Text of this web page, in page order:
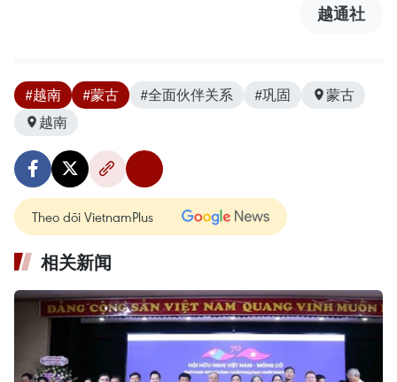
越通社
#越南 #蒙古 #全面伙伴关系 #巩固
蒙古
越南
Theo dõi VietnamPlus
相关新闻